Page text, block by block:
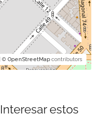
| © OpenStreetMap contributors
estos